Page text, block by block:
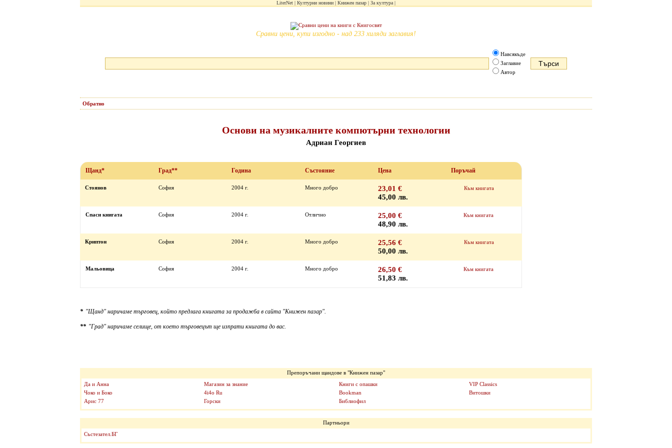
LiterNet Културни новини Книжен пазар За култура
Сравни цени, купи изгодно - над 233 хиляди заглавия!
Навсякъде
Заглавие
Автор
Обратно
Основи на музикалните компютърни технологии
Адриан Георгиев
Щанд* Град** Година Състояние Цена Поръчай
Стоянов София 2004 г. Много добро
23,01 €
45,00 лв.
Към книгата
Спаси книгата София 2004 г. Отлично
25,00 €
48,90 лв.
Към книгата
Криптон София 2004 г. Много добро
25,56 €
50,00 лв.
Към книгата
Мальовица София 2004 г. Много добро
26,50 €
51,83 лв.
Към книгата
* "Щанд" наричаме търговец, който предлага книгата за продажба в сайта "Книжен пазар".
** "Град" наричаме селище, от което търговецът ще изпрати книгата до вас.
Препоръчани щандове в "Книжен пазар"
Да и Анна
Чоко и Боко
Арис 77
Магазин за знание
4i4o Ru
Горски
Книги с опашки
Bookman
Библиофил
VIP Classics
Витошки
Партньори
Състезател.БГ